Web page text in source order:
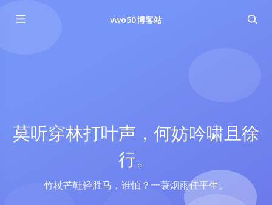
vwo50博客站
莫听穿林打叶声，何妨吟啸且徐
行。
竹杖芒鞋轻胜马，谁怕？一蓑烟雨任平生。